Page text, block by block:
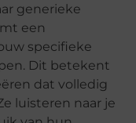
generieke
een
specifieke
Dit betekent
dat volledig
luisteren naar je